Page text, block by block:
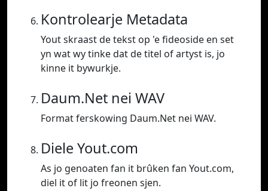
Kontrolearje Metadata
Yout skraast de tekst op 'e fideoside en set
yn wat wy tinke dat de titel of artyst is, jo
kinne it bywurkje.
Daum.Net nei WAV
Format ferskowing Daum.Net nei WAV.
Diele Yout.com
As jo genoaten fan it brûken fan Yout.com,
diel it of lit jo freonen sjen.